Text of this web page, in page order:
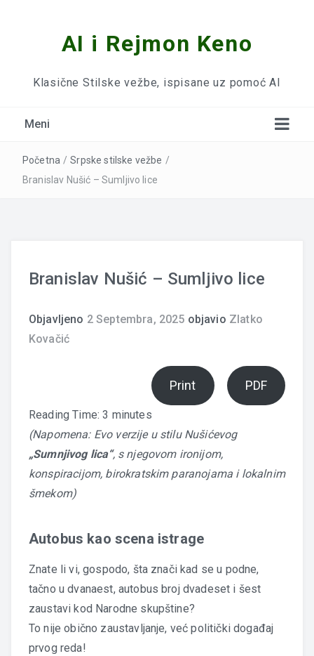
AI i Rejmon Keno
Klasične Stilske vežbe, ispisane uz pomoć AI
Meni
Početna / Srpske stilske vežbe /
Branislav Nušić – Sumljivo lice
Branislav Nušić – Sumljivo lice
Objavljeno 2 Septembra, 2025 objavio Zlatko
Kovačić
Print PDF
Reading Time:3 minutes
(Napomena: Evo verzije u stilu Nušićevog
„Sumnjivog lica“, s njegovom ironijom,
konspiracijom, birokratskim paranojama i lokalnim
šmekom)
Autobus kao scena istrage
Znate li vi, gospodo, šta znači kad se u podne,
tačno u dvanaest, autobus broj dvadeset i šest
zaustavi kod Narodne skupštine?
To nije obično zaustavljanje, već politički događaj
prvog reda!